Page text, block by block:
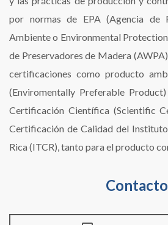
por normas de EPA (Agencia de
Ambiente o Environmental
de Preservadores de Madera
certificaciones como producto
(Enviromentally Preferable
Certificación Científica (Scientific
Certificación de Calidad del
Rica (ITCR), tanto para el producto
Contacto